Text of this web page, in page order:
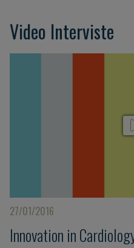
Video Interviste
27/01/2016
Innovation in